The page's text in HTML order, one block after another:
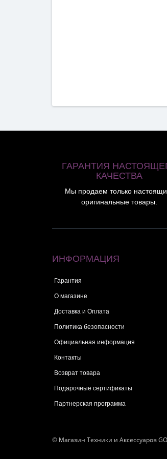
ГАРАНТИЯ
КАЧЕСТВА
Мы продаем только
оригинальные товары.
ИНФОРМАЦИЯ
Гарантия
О магазине
Доставка и Оплата
Политика безопасности
Официальная информация
Контакты
Возврат товара
Подарочные сертификаты
Партнерская программа
© Магазин Техники и Аксессуаров